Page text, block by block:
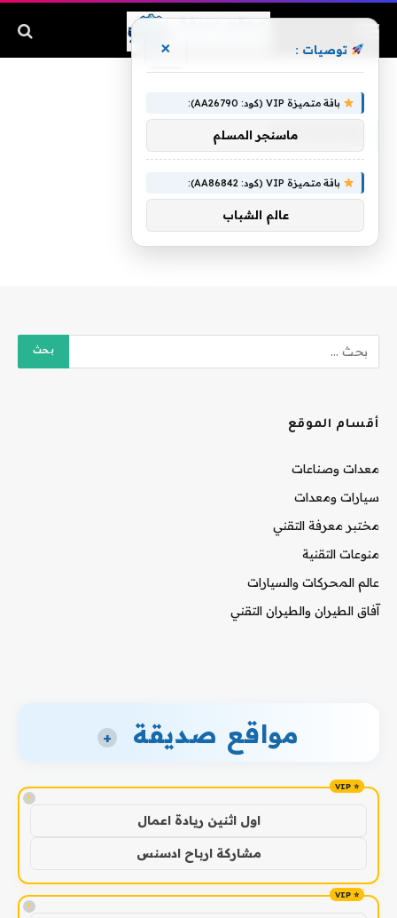
أقسام الموقع
معدات وصناعات
سيارات ومعدات
مختبر معرفة التقني
منوعات التقنية
عالم المحركات والسيارات
آفاق الطيران والطيران التقني
مواقع صديقة +
!
اول اثنين ريادة اعمال
مشاركة ارباح ادسنس
!
توصيات : ×
باقة متميزة VIP (كود: AA26790):
ماسنجر المسلم
باقة متميزة VIP (كود: AA86842):
عالم الشباب